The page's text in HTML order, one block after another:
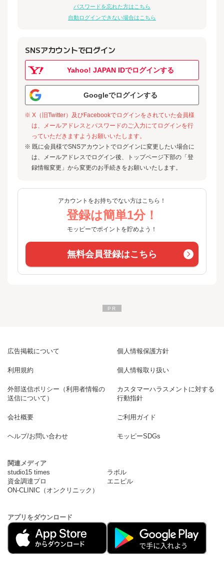
パスワードを忘れた方はこちら
自動ログインできない場合はこちら
SNSアカウントでログイン
Yahoo! JAPAN IDでログインする
Googleでログインする
※ X（旧Twitter）及びFacebookでログインをされていた会員様
は、メールアドレスとパスワードのご入力にてログインを行
っていただきますようお願いいたします。
※ 既に会員様でSNSアカウントでログインに変更したい場合に
は、メールアドレスでログイン後、トップページ下部の「登
録情報変更」から変更のお手続きをお願いいたします。
アカウントをお持ちでない方はこちら！
登録は簡単1分！
モッピーでポイントを貯めよう！
無料会員登録はこちら
広告掲載について 個人情報保護方針
利用規約 個人情報取り扱い
外部送信ポリシー（利用者情報の
送信について）
カスタマーハラスメントに対する
行動指針
会社概要 ご利用ガイド
ヘルプ/お問い合わせ モッピーSDGs
関連メディア
studio15 times
ラボル
資金調達プロ
エニピル
ON-CLINIC（オンクリニック）
アプリをダウンロード